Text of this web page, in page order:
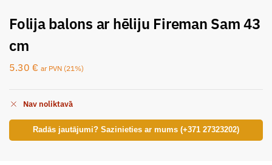
Folija balons ar hēliju Fireman Sam 43
cm
5.30 € ar PVN (21%)
Nav noliktavā
Radās jautājumi? Sazinieties ar mums (+371 27323202)